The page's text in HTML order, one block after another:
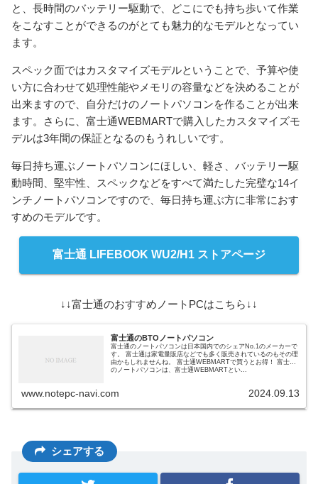
と、長時間のバッテリー駆動で、どこにでも持ち歩いて作業
をこなすことができるのがとても魅力的なモデルとなってい
ます。
スペック面ではカスタマイズモデルということで、予算や使
い方に合わせて処理性能やメモリの容量などを決めることが
出来ますので、自分だけのノートパソコンを作ることが出来
ます。さらに、富士通WEBMARTで購入したカスタマイズモ
デルは3年間の保証となるのもうれしいです。
毎日持ち運ぶノートパソコンにほしい、軽さ、バッテリー駆
動時間、堅牢性、スペックなどをすべて満たした完璧な14イ
ンチノートパソコンですので、毎日持ち運ぶ方に非常におす
すめのモデルです。
富士通 LIFEBOOK WU2/H1 ストアページ
↓↓富士通のおすすめノートPCはこちら↓↓
富士通のBTOノートパソコン
富士通のノートパソコンは日本国内でのシェアNo.1のメーカーで
す。 富士通は家電量販店などでも多く販売されているのもその理
由かもしれませんね。 富士通WEBMARTで買うとお得！ 富士通
のノートパソコンは、富士通WEBMARTとい...
www.notepc-navi.com 2024.09.13
シェアする